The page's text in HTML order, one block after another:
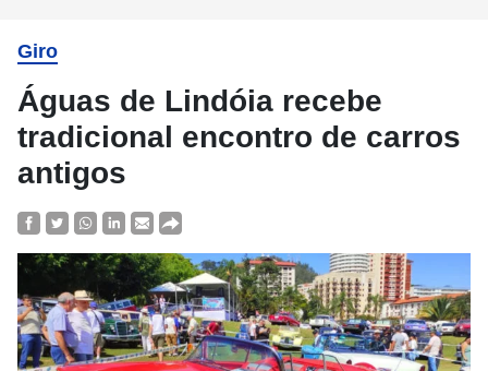
Giro
Águas de Lindóia recebe
tradicional encontro de carros
antigos